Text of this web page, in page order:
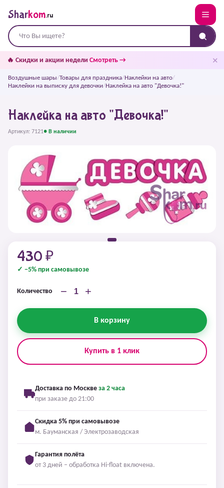
Sharkom.ru
🔥 Скидки и акции недели Смотреть → ✕
Воздушные шары/Товары для праздника/Наклейки на авто/
Наклейки на выписку для девочки/Наклейка на авто "Девочка!"
Наклейка на авто "Девочка!"
Артикул: 7121● В наличии
430 ₽
✓ −5% при самовывозе
Количество − +
В корзину
Купить в 1 клик
Доставка по Москве за 2 часа
при заказе до 21:00
Скидка 5% при самовывозе
м. Бауманская / Электрозаводская
Гарантия полёта
от 3 дней – обработка Hi-float включена.